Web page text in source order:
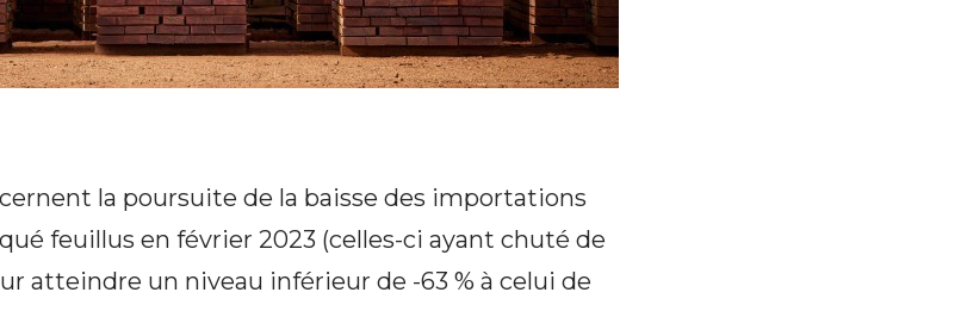
la poursuite de la baisse des importations
feuillus en février 2023 (celles-ci ayant chuté de
atteindre un niveau inférieur de -63 % à celui de